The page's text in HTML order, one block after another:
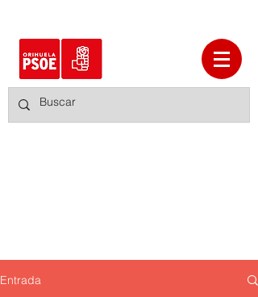
Entrada